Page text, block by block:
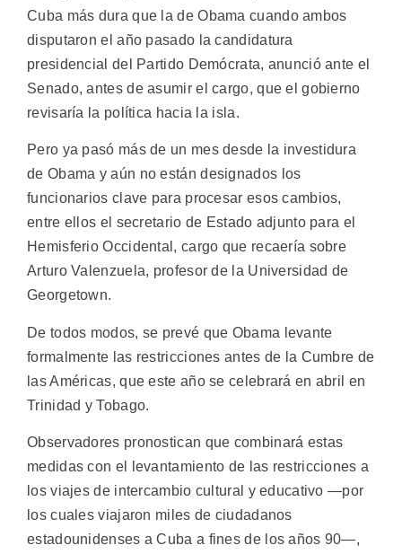
Cuba más dura que la de Obama cuando ambos
disputaron el año pasado la candidatura
presidencial del Partido Demócrata, anunció ante el
Senado, antes de asumir el cargo, que el gobierno
revisaría la política hacia la isla.
Pero ya pasó más de un mes desde la investidura
de Obama y aún no están designados los
funcionarios clave para procesar esos cambios,
entre ellos el secretario de Estado adjunto para el
Hemisferio Occidental, cargo que recaería sobre
Arturo Valenzuela, profesor de la Universidad de
Georgetown.
De todos modos, se prevé que Obama levante
formalmente las restricciones antes de la Cumbre de
las Américas, que este año se celebrará en abril en
Trinidad y Tobago.
Observadores pronostican que combinará estas
medidas con el levantamiento de las restricciones a
los viajes de intercambio cultural y educativo —por
los cuales viajaron miles de ciudadanos
estadounidenses a Cuba a fines de los años 90—,